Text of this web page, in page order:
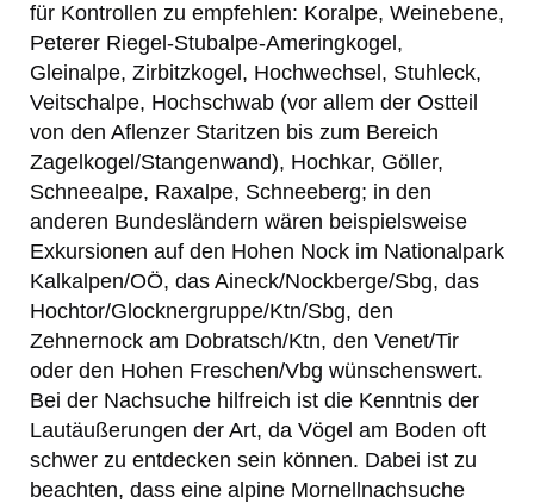
für Kontrollen zu empfehlen: Koralpe, Weinebene,
Peterer Riegel-Stubalpe-Ameringkogel,
Gleinalpe, Zirbitzkogel, Hochwechsel, Stuhleck,
Veitschalpe, Hochschwab (vor allem der Ostteil
von den Aflenzer Staritzen bis zum Bereich
Zagelkogel/Stangenwand), Hochkar, Göller,
Schneealpe, Raxalpe, Schneeberg; in den
anderen Bundesländern wären beispielsweise
Exkursionen auf den Hohen Nock im Nationalpark
Kalkalpen/OÖ, das Aineck/Nockberge/Sbg, das
Hochtor/Glocknergruppe/Ktn/Sbg, den
Zehnernock am Dobratsch/Ktn, den Venet/Tir
oder den Hohen Freschen/Vbg wünschenswert.
Bei der Nachsuche hilfreich ist die Kenntnis der
Lautäußerungen der Art, da Vögel am Boden oft
schwer zu entdecken sein können. Dabei ist zu
beachten, dass eine alpine Mornellnachsuche